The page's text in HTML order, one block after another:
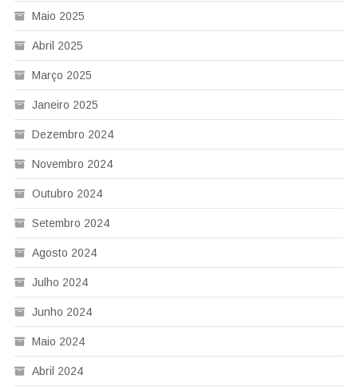
Maio 2025
Abril 2025
Março 2025
Janeiro 2025
Dezembro 2024
Novembro 2024
Outubro 2024
Setembro 2024
Agosto 2024
Julho 2024
Junho 2024
Maio 2024
Abril 2024